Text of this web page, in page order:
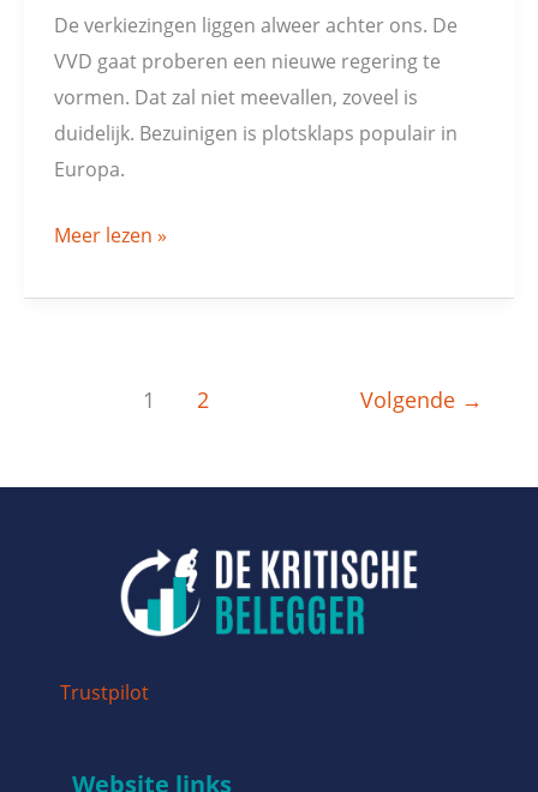
De verkiezingen liggen alweer achter ons. De
VVD gaat proberen een nieuwe regering te
vormen. Dat zal niet meevallen, zoveel is
duidelijk. Bezuinigen is plotsklaps populair in
Europa.
deflatie?
Meer lezen »
1 2 Volgende →
Trustpilot
Website links